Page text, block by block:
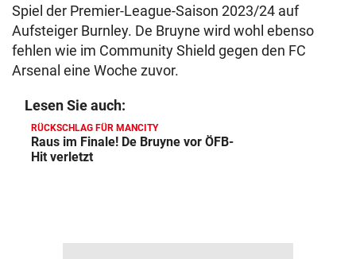
Spiel der Premier-League-Saison 2023/24 auf
Aufsteiger Burnley. De Bruyne wird wohl ebenso
fehlen wie im Community Shield gegen den FC
Arsenal eine Woche zuvor.
Lesen Sie auch:
RÜCKSCHLAG FÜR MANCITY
Raus im Finale! De Bruyne vor ÖFB-
Hit verletzt